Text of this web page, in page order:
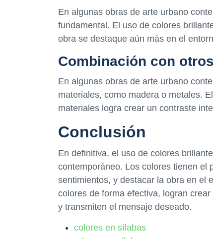
En algunas obras de arte urbano
fundamental. El uso de colores
obra se destaque aún más en el
Combinación con
En algunas obras de arte urbano
materiales, como madera o metales.
materiales logra crear un contraste
Conclusión
En definitiva, el uso de colores
contemporáneo. Los colores tienen el
sentimientos, y destacar la obra en el
colores de forma efectiva, logran
y transmiten el mensaje deseado.
colores en sílabas